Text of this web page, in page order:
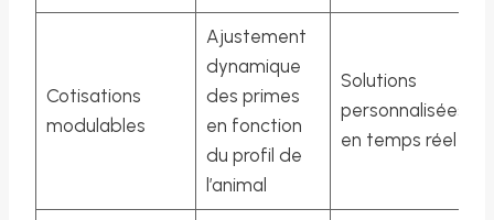
Cotisations
modulables
Ajustement
dynamique
des primes
en fonction
du profil de
l’animal
Solutions
personnalisées
en temps réel